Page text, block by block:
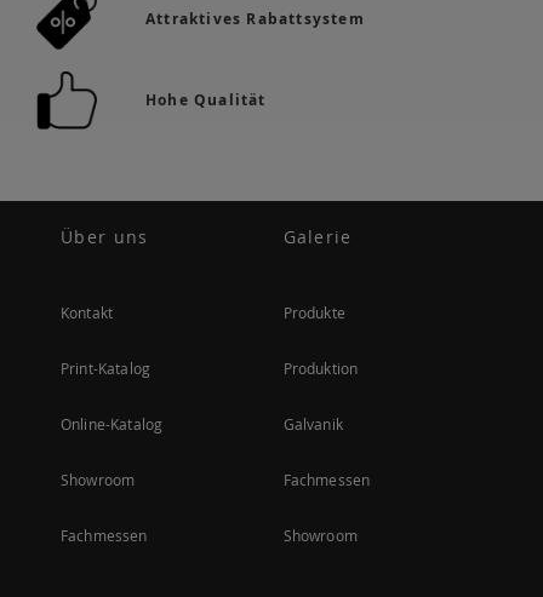
Attraktives Rabattsystem
Hohe Qualität
Über uns
Kontakt
Print-Katalog
Online-Katalog
Showroom
Fachmessen
Galerie
Produkte
Produktion
Galvanik
Fachmessen
Showroom